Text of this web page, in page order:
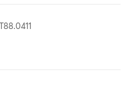
T88.0411